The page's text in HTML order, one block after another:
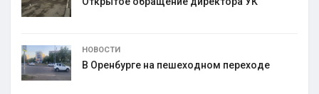
НОВОСТИ
В Оренбурге на пешеходном переходе